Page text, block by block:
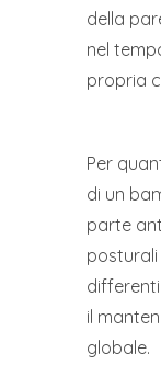
della
nel
propria
Per
di un
parte
il
globale.